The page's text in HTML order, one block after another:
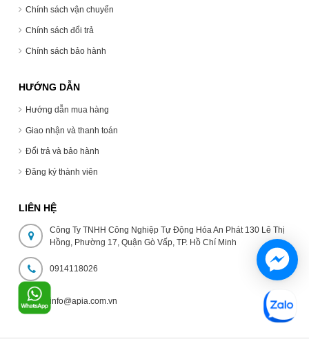
Chính sách vận chuyển
Chính sách đổi trả
Chính sách bảo hành
HƯỚNG DẪN
Hướng dẫn mua hàng
Giao nhận và thanh toán
Đổi trả và bảo hành
Đăng ký thành viên
LIÊN HỆ
Công Ty TNHH Công Nghiệp Tự Động Hóa An Phát 130 Lê Thị
Hồng, Phường 17, Quận Gò Vấp, TP. Hồ Chí Minh
0914118026
info@apia.com.vn